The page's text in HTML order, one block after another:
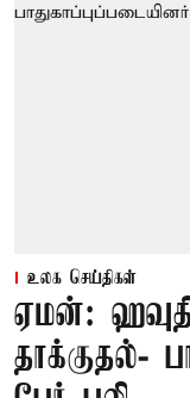
உலக செய்திகள்
ஏமன்:
தாக்குதல்-